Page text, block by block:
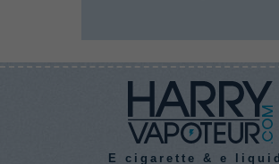
E cigarette & e